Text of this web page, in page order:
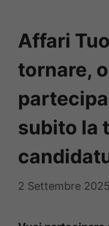
Affari
tornare,
subito la
2 Settembre 2025